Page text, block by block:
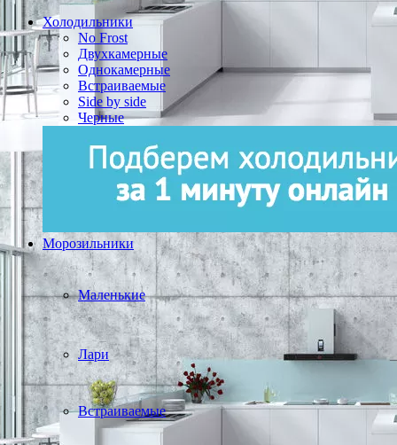
Холодильники
No Frost
Двухкамерные
Однокамерные
Встраиваемые
Side by side
Черные
Морозильники
Маленькие
Лари
Встраиваемые